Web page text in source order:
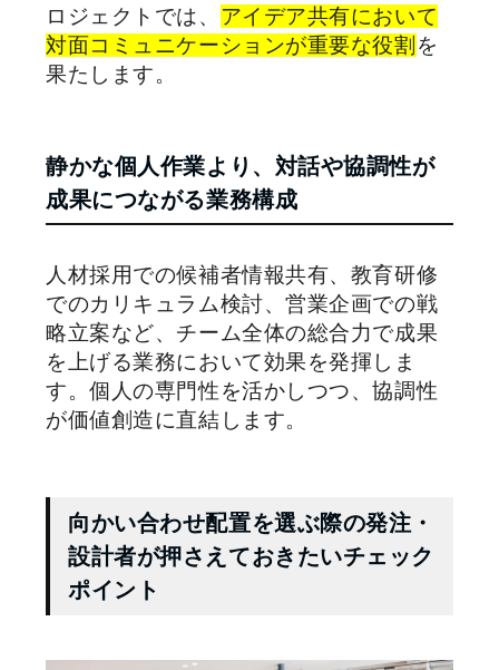
ロジェクトでは、
アイデア共有において
対面コミュニケーションが重要な役割 を
果たします。
静かな個人作業より、対話や協調性が
成果につながる業務構成
人材採用での候補者情報共有、教育研修
でのカリキュラム検討、営業企画での戦
略立案など、チーム全体の総合力で成果
を上げる業務において効果を発揮しま
す。個人の専門性を活かしつつ、協調性
が価値創造に直結します。
向かい合わせ配置を選ぶ際の発注・
設計者が押さえておきたいチェック
ポイント